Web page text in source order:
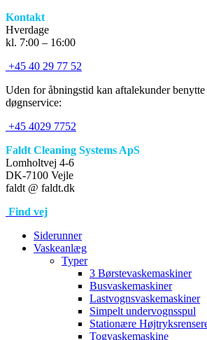
Kontakt
Hverdage
kl. 7:00 – 16:00
+45 40 29 77 52
Uden for åbningstid kan aftalekunder
døgnservice:
+45 4029 7752
Faldt Cleaning Systems ApS
Lomholtvej 4-6
DK-7100 Vejle
faldt @ faldt.dk
Find vej
Siderunner
Vaskeanlæg
Typer
3 Børstevaskemaskiner
Busvaskemaskiner
Lastvognsvaskemaskiner
Simpelt undervognsspul
Stationære
Togvaskemaskine